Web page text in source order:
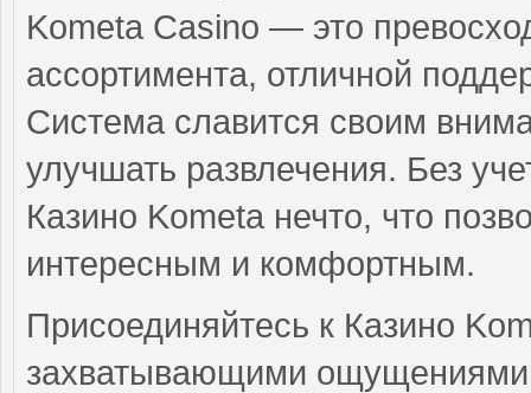
Kometa Casino — это
ассортимента, отличной
Система славится своим
улучшать развлечения. Без
Казино Kometa нечто, что
интересным и комфортным.
Присоединяйтесь к Казино
захватывающими ощущениями